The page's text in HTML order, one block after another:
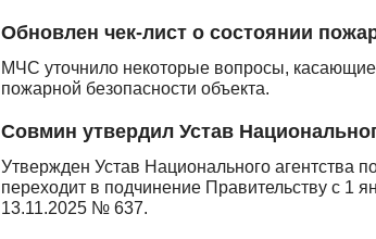
Обновлен чек-лист о состоянии
МЧС уточнило некоторые вопросы,
пожарной безопасности объекта.
Совмин утвердил Устав
Утвержден Устав Национального агентства
переходит в подчинение Правительству с 1
13.11.2025 № 637.